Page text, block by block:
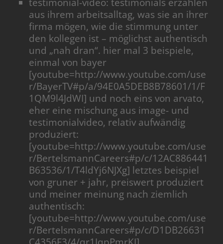
aus ihrem arbeitsalltag, was sie an ihrer
firma mögen, wie die stimmung unter
den kollegen ist – möglichst authentisch
und „nah dran“. hier mal 3 beispiele,
einmal von bayer
[youtube=http://www.youtube.com/use
r/BayerTV#p/a/94E0A5DEB8B78601/1/F
1QM9l4JdWI] und noch eins von arvato,
eher eine mischung aus image- und
testimonialvideo, relativ aufwändig
produziert:
[youtube=http://www.youtube.com/use
r/BertelsmannCareers#p/c/12AC886441
B63536/1/T4ldYj6NJXg] letztes beispiel
von gruner + jahr, preiswert produziert
und meiner meinung nach ziemlich
authentisch:
[youtube=http://www.youtube.com/use
r/BertelsmannCareers#p/c/D1DB26631